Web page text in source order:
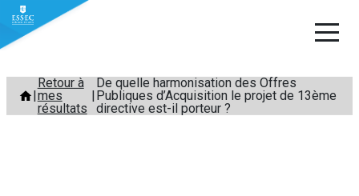
Aller
contenu
Retour à
mes
résultats
De quelle harmonisation des Offres
Publiques d’Acquisition le projet de 13ème
directive est-il porteur ?